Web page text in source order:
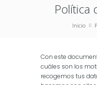
Política
Inicio
Con este
cuáles son los
recogemos tus